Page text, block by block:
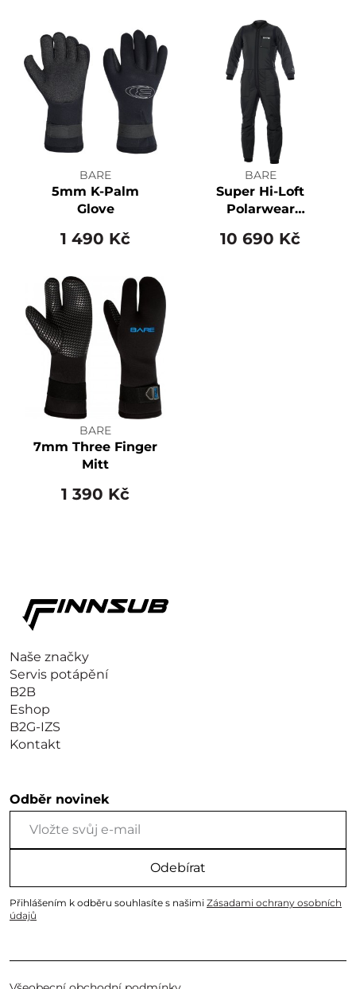
BARE
5mm K-Palm
Glove
1 490 Kč
BARE
Super Hi-Loft
Polarwear
10 690 Kč
BARE
7mm Three Finger
Mitt
1 390 Kč
Naše značky
Servis potápění
B2B
Eshop
B2G-IZS
Kontakt
Odběr novinek
Odebírat
Přihlášením k odběru souhlasíte s našimi Zásadami ochrany osobních
údajů